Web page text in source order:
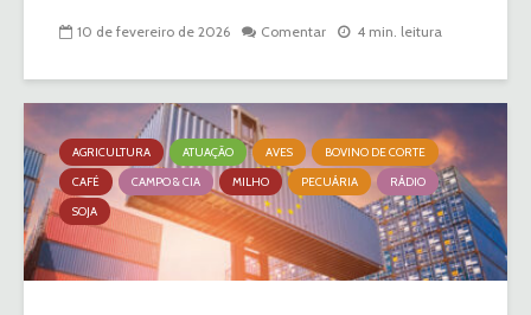
10 de fevereiro de 2026 Comentar 4 min. leitura
AGRICULTURA ATUAÇÃO AVES
BOVINO DE CORTE
CAFÉ
CAMPO & CIA MILHO PECUÁRIA
RÁDIO
SOJA